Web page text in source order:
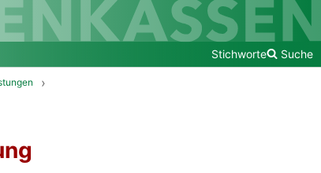
Stichworte Suche